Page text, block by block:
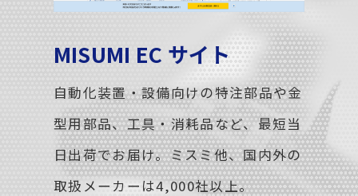
MISUMI EC サイト
自動化装置・設備向けの特注部品や金
型用部品、工具・消耗品など、最短当
日出荷でお届け。ミスミ他、国内外の
取扱メーカーは4,000社以上。